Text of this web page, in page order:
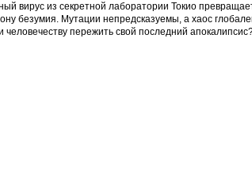
вирус из секретной лаборатории Токио
безумия. Мутации непредсказуемы, а хаос
человечеству пережить свой последний